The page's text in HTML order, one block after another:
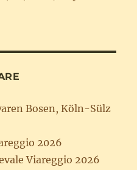
Bosen, Köln-Sülz
2026
Viareggio 2026